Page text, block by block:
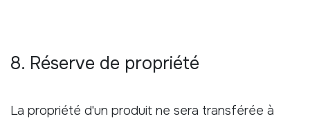
8. Réserve de propriété
La propriété d'un produit ne sera transférée à